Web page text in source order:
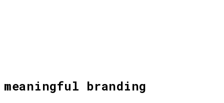
meaningful branding